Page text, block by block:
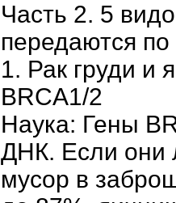
Часть 2. 5
передаются по
1. Рак груди и
BRCA1/2
Наука: Гены
ДНК. Если они
мусор в